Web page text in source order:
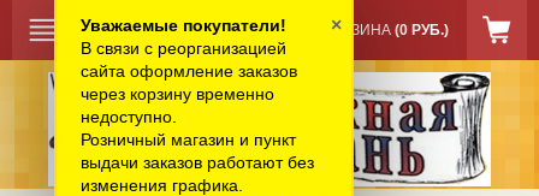
КОРЗИНА (0 РУБ.)
Уважаемые покупатели!
В связи с реорганизацией
сайта оформление заказов
через корзину временно
недоступно.
Розничный магазин и пункт
выдачи заказов работают без
изменения графика.
×